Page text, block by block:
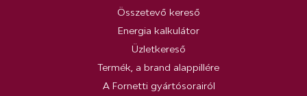
Összetevő kereső
Energia kalkulátor
Üzletkereső
Termék, a brand alappillére
A Fornetti gyártósorairól